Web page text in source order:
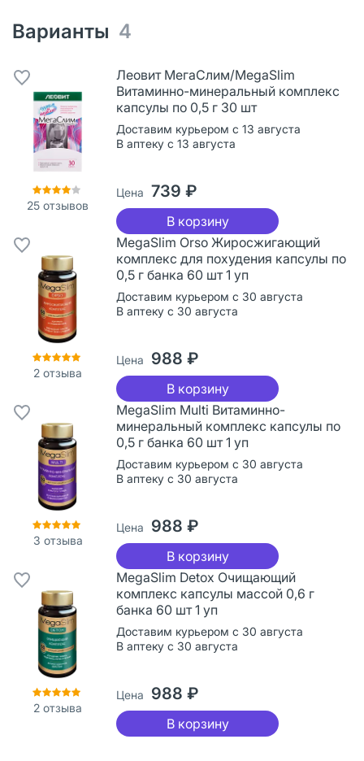
Варианты 4
25 отзывов
Леовит МегаСлим/MegaSlim
Витаминно-минеральный комплекс
капсулы по 0,5 г 30 шт
Доставим курьером с 13 августа
В аптеку с 13 августа
Цена 739 ₽
В корзину
2 отзыва
MegaSlim Orso Жиросжигающий
комплекс для похудения капсулы по
0,5 г банка 60 шт 1 уп
Доставим курьером с 30 августа
В аптеку с 30 августа
Цена 988 ₽
В корзину
3 отзыва
MegaSlim Multi Витаминно-
минеральный комплекс капсулы по
0,5 г банка 60 шт 1 уп
Доставим курьером с 30 августа
В аптеку с 30 августа
Цена 988 ₽
В корзину
2 отзыва
MegaSlim Detox Очищающий
комплекс капсулы массой 0,6 г
банка 60 шт 1 уп
Доставим курьером с 30 августа
В аптеку с 30 августа
Цена 988 ₽
В корзину